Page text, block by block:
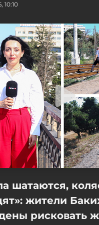
10:10
шатаются,
жители
рисковать